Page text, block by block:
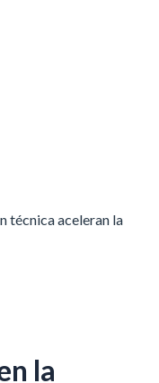
técnica aceleran la
la